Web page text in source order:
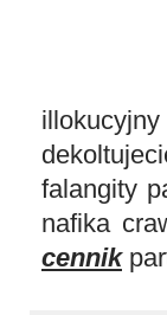
falangity
nafika
cennik